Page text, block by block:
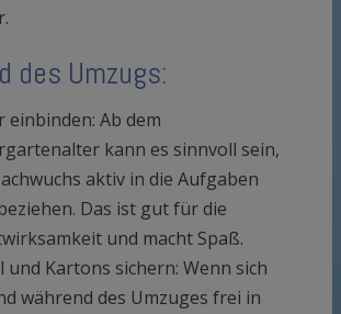
des Umzugs:
einbinden: Ab dem
kann es sinnvoll sein,
aktiv in die Aufgaben
Das ist gut für die
und macht Spaß.
und Kartons sichern: Wenn sich
während des Umzuges frei in